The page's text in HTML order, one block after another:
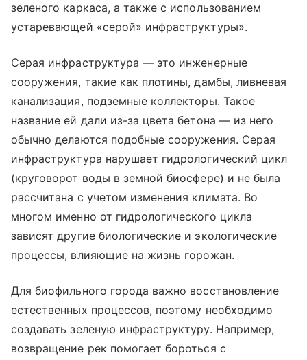
зеленого каркаса, а также с использованием
устаревающей «серой» инфраструктуры».
Серая инфраструктура — это инженерные
сооружения, такие как плотины, дамбы, ливневая
канализация, подземные коллекторы. Такое
название ей дали из-за цвета бетона — из него
обычно делаются подобные сооружения. Серая
инфраструктура нарушает гидрологический цикл
(круговорот воды в земной биосфере) и не была
рассчитана с учетом изменения климата. Во
многом именно от гидрологического цикла
зависят другие биологические и экологические
процессы, влияющие на жизнь горожан.
Для биофильного города важно восстановление
естественных процессов, поэтому необходимо
создавать зеленую инфраструктуру. Например,
возвращение рек помогает бороться с